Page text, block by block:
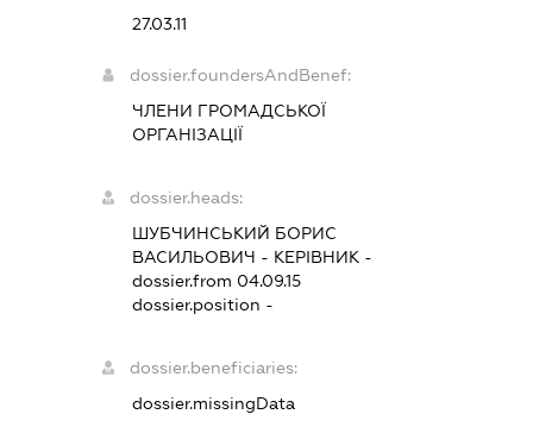
27.03.11
dossier.foundersAndBenef:
ЧЛЕНИ ГРОМАДСЬКОЇ
ОРГАНІЗАЦІЇ
dossier.heads:
ШУБЧИНСЬКИЙ БОРИС
ВАСИЛЬОВИЧ - КЕРІВНИК-
dossier.from 04.09.15
dossier.position -
dossier.beneficiaries:
dossier.missingData